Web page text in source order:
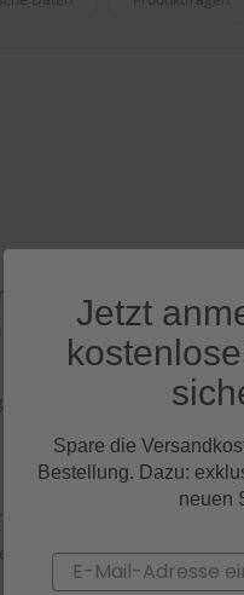
Design
Federschiene
Jetzt
Spare die
Bestellung. Dazu:
neuen
Email